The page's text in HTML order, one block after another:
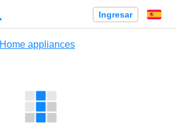
Ingresar
Home appliances